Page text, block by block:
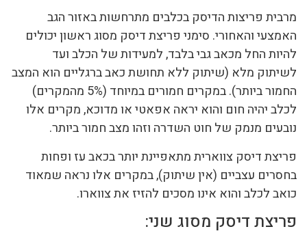
מרבית פריצות הדיסק בכלבים מתרחשות באזור הגב
האמצעי והאחורי. סימני פריצת דיסק מסוג ראשון יכולים
להיות החל מכאב גבי בלבד, למעידות של הכלב ועד
לשיתוק מלא (שיתוק ללא תחושת כאב ברגליים הוא המצב
החמור ביותר). במקרים חמורים במיוחד (5% מהמקרים)
לכלב יהיה חום והוא יראה אפאטי או מדוכא, מקרים אלו
נובעים מנמק של חוט השדרה וזהו מצב חמור ביותר.
פריצת דיסק צווארית מתאפיינת יותר בכאב עז ופחות
בחסרים עצביים (אין שיתוק), במקרים אלו נראה שמאוד
כואב לכלב והוא אינו מסכים להזיז את צווארו.
פריצת דיסק מסוג שני: